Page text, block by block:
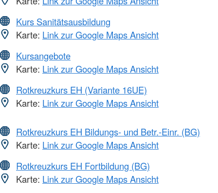
Kurs Sanitätsausbildung
Karte: Link zur Google Maps Ansicht
Kursangebote
Karte: Link zur Google Maps Ansicht
Rotkreuzkurs EH (Variante 16UE)
Karte: Link zur Google Maps Ansicht
Rotkreuzkurs EH Bildungs- und Betr.-Einr. (BG)
Karte: Link zur Google Maps Ansicht
Rotkreuzkurs EH Fortbildung (BG)
Karte: Link zur Google Maps Ansicht